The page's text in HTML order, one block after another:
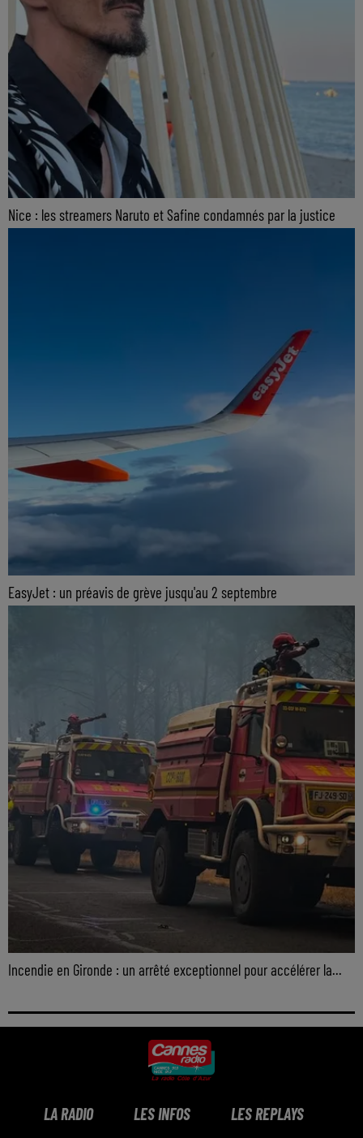
Nice : les streamers Naruto et Safine condamnés par la justice
EasyJet : un préavis de grève jusqu'au 2 septembre
Incendie en Gironde : un arrêté exceptionnel pour accélérer la...
LA RADIO LES INFOS LES REPLAYS